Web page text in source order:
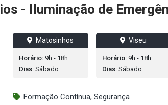
- Iluminação de
Matosinhos
Horário: 9h - 18h
Dias: Sábado
Viseu
Horário: 9h - 18h
Dias: Sábado
Formação Contínua, Segurança